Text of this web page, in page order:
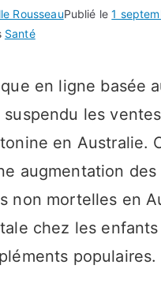
RousseauPublié le1
Santé
en ligne basée
suspendu les
en Australie.
augmentation
non mortelles en
chez les
populaires.